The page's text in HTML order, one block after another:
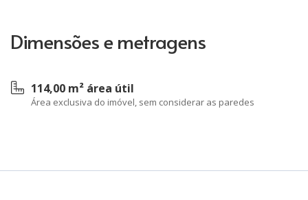
Dimensões e metragens
114,00 m² área útil
Área exclusiva do imóvel, sem considerar as paredes